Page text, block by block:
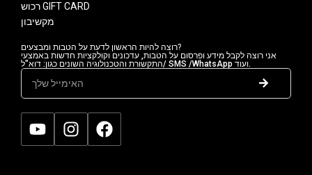
רכוש GIFT CARD
מקשיבון
רוצה להיות הראשון לדעת על הטבות ומבצעים?
אני רוצה לקבל מידע ופרסום על הטבות, עדכונים וקולקציות חדשות באמצעי
התקשורת והטכנולוגיה השונים כגון: דוא"ל/ SMS /WhatsApp ועוד.